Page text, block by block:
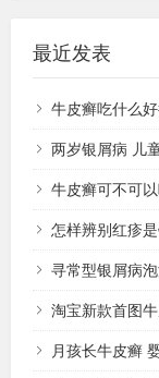
最近发表
牛皮癣吃什么
两岁银屑病 儿
牛皮癣可不可以
怎样辨别红疹是银
寻常型银屑病泡澡
淘宝新款首图
月孩长牛皮癣